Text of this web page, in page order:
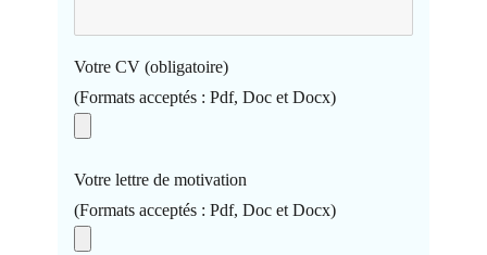
Votre CV (obligatoire)
(Formats acceptés : Pdf, Doc et Docx)
Votre lettre de motivation
(Formats acceptés : Pdf, Doc et Docx)